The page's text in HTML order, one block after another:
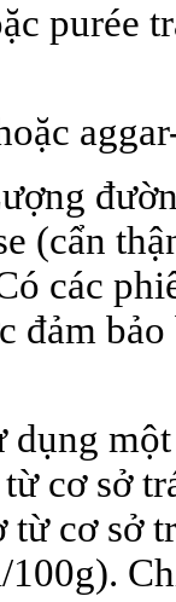
purée
(cẩn
các
đảm
cơ sở
cơ sở